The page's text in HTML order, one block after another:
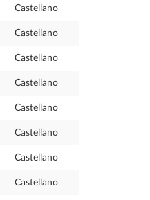
Castellano
Castellano
Castellano
Castellano
Castellano
Castellano
Castellano
Castellano